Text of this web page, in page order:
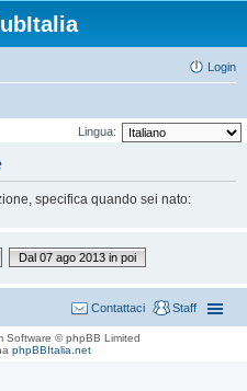
Login
Lingua:
specifica quando sei nato:
Dal 07 ago 2013 in poi
Staff
Contattaci
Software © phpBB Limited
phpBBItalia.net